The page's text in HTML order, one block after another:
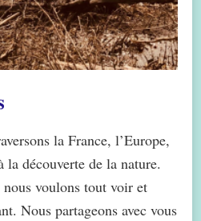
la France, l’Europe,
découverte de la nature.
voulons tout voir et
Nous partageons avec vous